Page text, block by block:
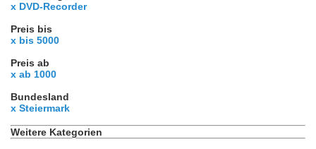
x DVD-Recorder
Preis bis
x bis 5000
Preis ab
x ab 1000
Bundesland
x Steiermark
Weitere Kategorien